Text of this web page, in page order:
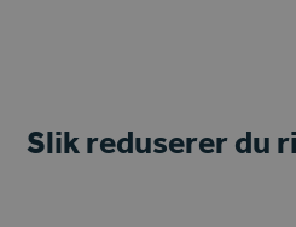
Slik reduserer du